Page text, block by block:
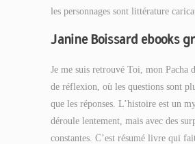
les personnages sont littérature
Janine Boissard ebooks
Je me suis retrouvé Toi, mon Pacha
de réflexion, où les questions sont
que les réponses. L’histoire est un
déroule lentement, mais avec des
constantes. C’est résumé livre qui